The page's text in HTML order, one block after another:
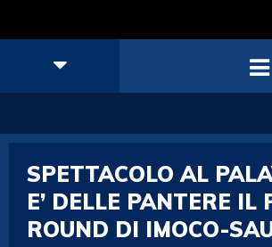
SPETTACOLO AL
E’ DELLE PANTERE IL
ROUND DI IMOCO-